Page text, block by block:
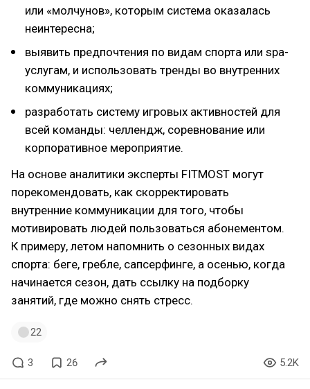
или «молчунов», которым система оказалась
неинтересна;
выявить предпочтения по видам спорта или spa-
услугам, и использовать тренды во внутренних
коммуникациях;
разработать систему игровых активностей для
всей команды: челлендж, соревнование или
корпоративное мероприятие.
На основе аналитики эксперты FITMOST могут
порекомендовать, как скорректировать
внутренние коммуникации для того, чтобы
мотивировать людей пользоваться абонементом.
К примеру, летом напомнить о сезонных видах
спорта: беге, гребле, сапсерфинге, а осенью, когда
начинается сезон, дать ссылку на подборку
занятий, где можно снять стресс.
22
3 26 5.2K